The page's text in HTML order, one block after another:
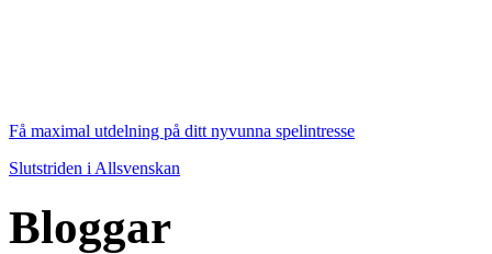
Få maximal utdelning på ditt nyvunna spelintresse
Slutstriden i Allsvenskan
Bloggar